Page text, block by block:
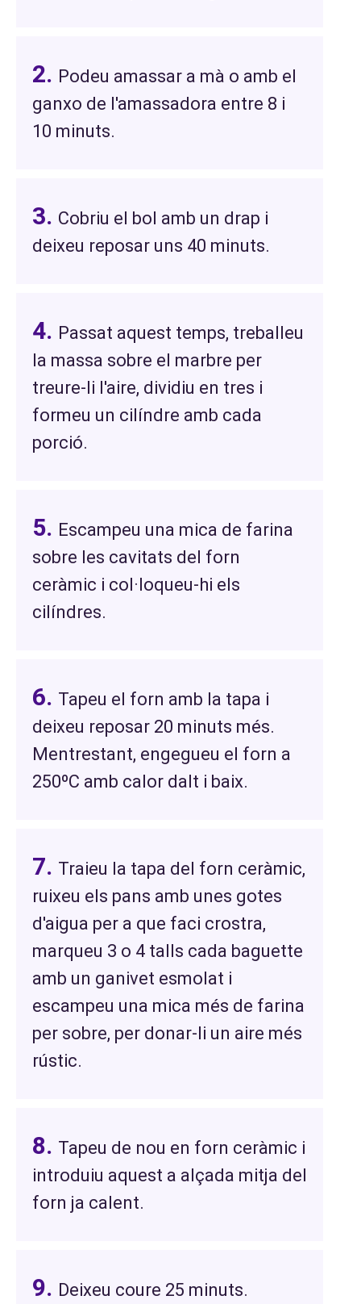
Podeu amassar a mà o amb el
ganxo de l'amassadora entre 8 i
10 minuts.
Cobriu el bol amb un drap i
deixeu reposar uns 40 minuts.
Passat aquest temps, treballeu
la massa sobre el marbre per
treure-li l'aire, dividiu en tres i
formeu un cilíndre amb cada
porció.
Escampeu una mica de farina
sobre les cavitats del forn
ceràmic i col·loqueu-hi els
cilíndres.
Tapeu el forn amb la tapa i
deixeu reposar 20 minuts més.
Mentrestant, engegueu el forn a
250ºC amb calor dalt i baix.
Traieu la tapa del forn ceràmic,
ruixeu els pans amb unes gotes
d'aigua per a que faci crostra,
marqueu 3 o 4 talls cada baguette
amb un ganivet esmolat i
escampeu una mica més de farina
per sobre, per donar-li un aire més
rústic.
Tapeu de nou en forn ceràmic i
introduiu aquest a alçada mitja del
forn ja calent.
Deixeu coure 25 minuts.